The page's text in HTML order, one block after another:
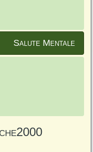
Salute Mentale